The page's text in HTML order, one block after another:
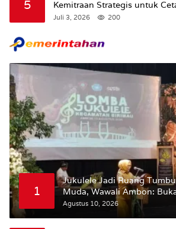
5
Kemitraan Strategis untuk
Bangsa “Membangun
Juli 3, 2026 200
1
Jukulele Jadi Ruang
Muda, Wawali Ambon:
Mencari Juara
Agustus 10, 2026